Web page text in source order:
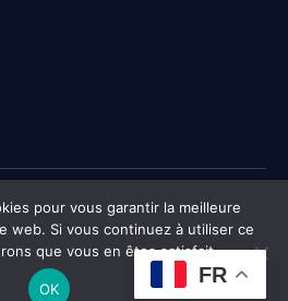
© 2025Lehautpanel
Contact Don
FR
pour vous garantir la meilleure
web. Si vous continuez à utiliser ce
que vous en êtes satisfait.
OK